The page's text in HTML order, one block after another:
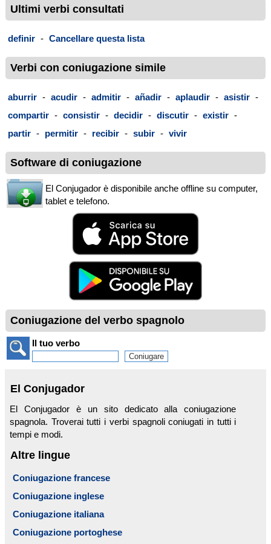
Ultimi verbi consultati
definir - Cancellare questa lista
Verbi con coniugazione simile
aburrir - acudir - admitir - añadir - aplaudir - asistir -
compartir - consistir - decidir - discutir - existir -
partir - permitir - recibir - subir - vivir
Software di coniugazione
El Conjugador è disponibile anche offline su computer,
tablet e telefono.
Coniugazione del verbo spagnolo
Il tuo verbo
El Conjugador
El Conjugador è un sito dedicato alla coniugazione
spagnola. Troverai tutti i verbi spagnoli coniugati in tutti i
tempi e modi.
Altre lingue
Coniugazione francese
Coniugazione inglese
Coniugazione italiana
Coniugazione portoghese